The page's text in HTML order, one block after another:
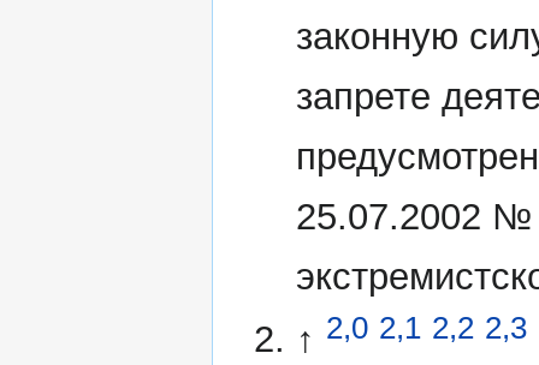
законную
запрете
25.07.2002 №
↑ 2,0 2,1 2,2 2,3